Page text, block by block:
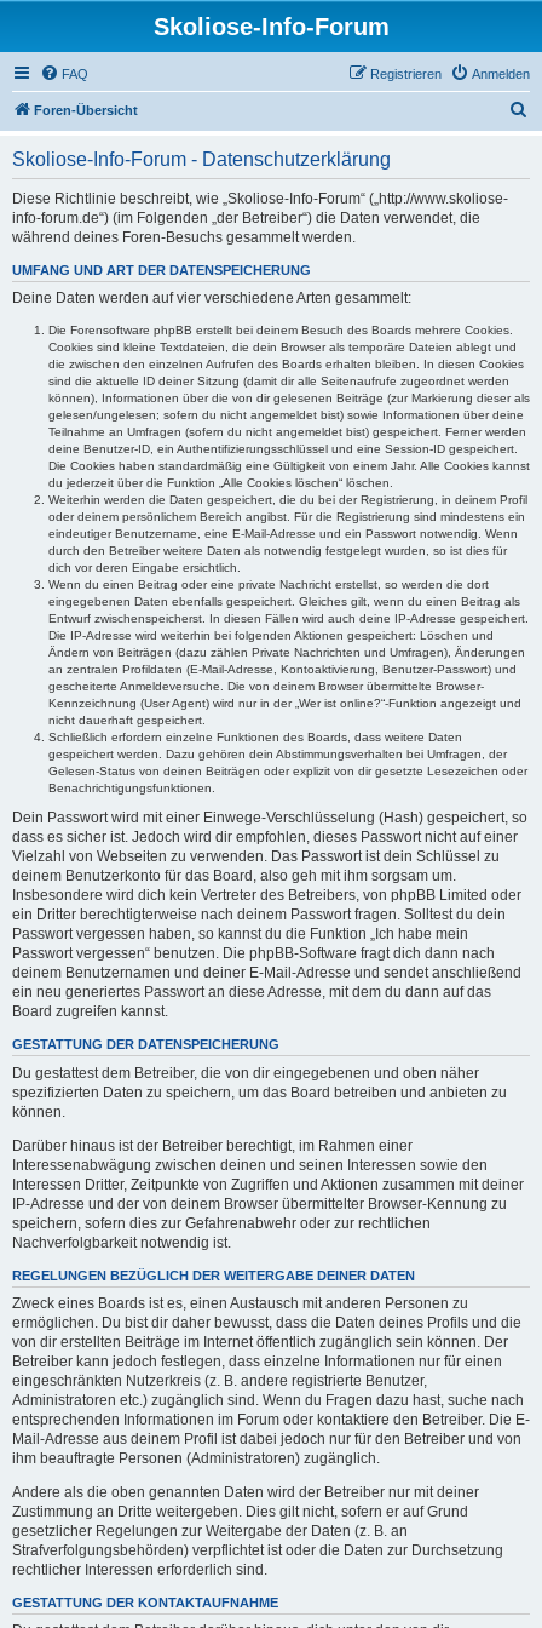
Skoliose-Info-Forum
FAQ Anmelden
Registrieren
Foren-Übersicht
Skoliose-Info-Forum - Datenschutzerklärung
Diese Richtlinie beschreibt, wie „Skoliose-Info-Forum“ („http://www.skoliose-
info-forum.de“) (im Folgenden „der Betreiber“) die Daten verwendet, die
während deines Foren-Besuchs gesammelt werden.
UMFANG UND ART DER DATENSPEICHERUNG
Deine Daten werden auf vier verschiedene Arten gesammelt:
Die Forensoftware phpBB erstellt bei deinem Besuch des Boards mehrere Cookies.
Cookies sind kleine Textdateien, die dein Browser als temporäre Dateien ablegt und
die zwischen den einzelnen Aufrufen des Boards erhalten bleiben. In diesen Cookies
sind die aktuelle ID deiner Sitzung (damit dir alle Seitenaufrufe zugeordnet werden
können), Informationen über die von dir gelesenen Beiträge (zur Markierung dieser als
gelesen/ungelesen; sofern du nicht angemeldet bist) sowie Informationen über deine
Teilnahme an Umfragen (sofern du nicht angemeldet bist) gespeichert. Ferner werden
deine Benutzer-ID, ein Authentifizierungsschlüssel und eine Session-ID gespeichert.
Die Cookies haben standardmäßig eine Gültigkeit von einem Jahr. Alle Cookies kannst
du jederzeit über die Funktion „Alle Cookies löschen“ löschen.
Weiterhin werden die Daten gespeichert, die du bei der Registrierung, in deinem Profil
oder deinem persönlichem Bereich angibst. Für die Registrierung sind mindestens ein
eindeutiger Benutzername, eine E-Mail-Adresse und ein Passwort notwendig. Wenn
durch den Betreiber weitere Daten als notwendig festgelegt wurden, so ist dies für
dich vor deren Eingabe ersichtlich.
Wenn du einen Beitrag oder eine private Nachricht erstellst, so werden die dort
eingegebenen Daten ebenfalls gespeichert. Gleiches gilt, wenn du einen Beitrag als
Entwurf zwischenspeicherst. In diesen Fällen wird auch deine IP-Adresse gespeichert.
Die IP-Adresse wird weiterhin bei folgenden Aktionen gespeichert: Löschen und
Ändern von Beiträgen (dazu zählen Private Nachrichten und Umfragen), Änderungen
an zentralen Profildaten (E-Mail-Adresse, Kontoaktivierung, Benutzer-Passwort) und
gescheiterte Anmeldeversuche. Die von deinem Browser übermittelte Browser-
Kennzeichnung (User Agent) wird nur in der „Wer ist online?“-Funktion angezeigt und
nicht dauerhaft gespeichert.
Schließlich erfordern einzelne Funktionen des Boards, dass weitere Daten
gespeichert werden. Dazu gehören dein Abstimmungsverhalten bei Umfragen, der
Gelesen-Status von deinen Beiträgen oder explizit von dir gesetzte Lesezeichen oder
Benachrichtigungsfunktionen.
Dein Passwort wird mit einer Einwege-Verschlüsselung (Hash) gespeichert, so
dass es sicher ist. Jedoch wird dir empfohlen, dieses Passwort nicht auf einer
Vielzahl von Webseiten zu verwenden. Das Passwort ist dein Schlüssel zu
deinem Benutzerkonto für das Board, also geh mit ihm sorgsam um.
Insbesondere wird dich kein Vertreter des Betreibers, von phpBB Limited oder
ein Dritter berechtigterweise nach deinem Passwort fragen. Solltest du dein
Passwort vergessen haben, so kannst du die Funktion „Ich habe mein
Passwort vergessen“ benutzen. Die phpBB-Software fragt dich dann nach
deinem Benutzernamen und deiner E-Mail-Adresse und sendet anschließend
ein neu generiertes Passwort an diese Adresse, mit dem du dann auf das
Board zugreifen kannst.
GESTATTUNG DER DATENSPEICHERUNG
Du gestattest dem Betreiber, die von dir eingegebenen und oben näher
spezifizierten Daten zu speichern, um das Board betreiben und anbieten zu
können.
Darüber hinaus ist der Betreiber berechtigt, im Rahmen einer
Interessenabwägung zwischen deinen und seinen Interessen sowie den
Interessen Dritter, Zeitpunkte von Zugriffen und Aktionen zusammen mit deiner
IP-Adresse und der von deinem Browser übermittelter Browser-Kennung zu
speichern, sofern dies zur Gefahrenabwehr oder zur rechtlichen
Nachverfolgbarkeit notwendig ist.
REGELUNGEN BEZÜGLICH DER WEITERGABE DEINER DATEN
Zweck eines Boards ist es, einen Austausch mit anderen Personen zu
ermöglichen. Du bist dir daher bewusst, dass die Daten deines Profils und die
von dir erstellten Beiträge im Internet öffentlich zugänglich sein können. Der
Betreiber kann jedoch festlegen, dass einzelne Informationen nur für einen
eingeschränkten Nutzerkreis (z. B. andere registrierte Benutzer,
Administratoren etc.) zugänglich sind. Wenn du Fragen dazu hast, suche nach
entsprechenden Informationen im Forum oder kontaktiere den Betreiber. Die E-
Mail-Adresse aus deinem Profil ist dabei jedoch nur für den Betreiber und von
ihm beauftragte Personen (Administratoren) zugänglich.
Andere als die oben genannten Daten wird der Betreiber nur mit deiner
Zustimmung an Dritte weitergeben. Dies gilt nicht, sofern er auf Grund
gesetzlicher Regelungen zur Weitergabe der Daten (z. B. an
Strafverfolgungsbehörden) verpflichtet ist oder die Daten zur Durchsetzung
rechtlicher Interessen erforderlich sind.
GESTATTUNG DER KONTAKTAUFNAHME